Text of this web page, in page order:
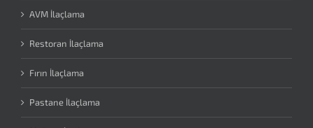
AVM İlaçlama
Restoran İlaçlama
Fırın İlaçlama
Pastane İlaçlama